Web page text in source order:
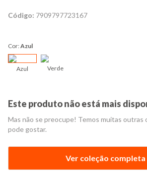
Código: 7909797723167
Cor:Azul
Azul Verde
Este produto não está mais
Mas não se preocupe! Temos muitas outras
pode gostar.
Ver coleção completa